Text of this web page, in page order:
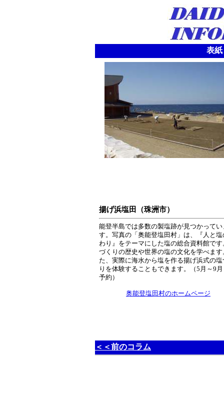
表
揚げ浜塩田（珠洲市）
能登半島では多数の製塩跡が見つかってい
す。写真の「奥能登塩田村」は、『人と塩
わり』をテーマにした塩の総合資料館です
づくりの歴史や世界の塩の文化を学べます
た、実際に海水から塩を作る揚げ浜式の塩
りを体験することもできます。（5月～9
予約）
奥能登塩田村のホームページ
＜＜前のコラム